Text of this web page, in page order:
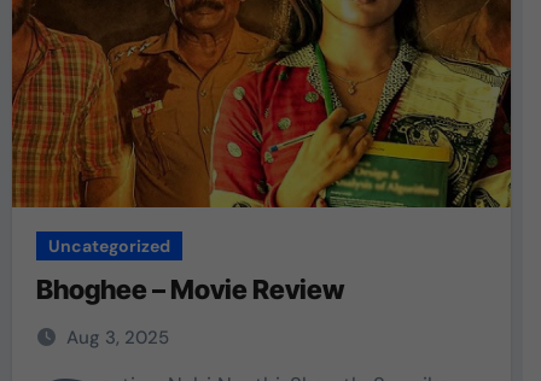
Uncategorized
Bhoghee – Movie Review
Aug 3, 2025